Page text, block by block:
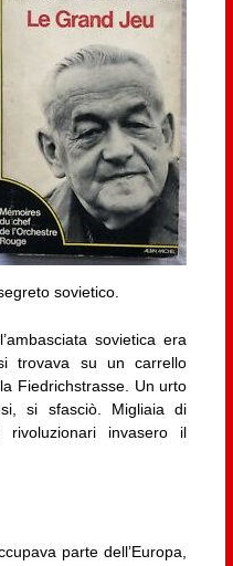
sovietico.
sovietica era
trovava su un carrello
Fiedrichstrasse. Un urto
si sfasciò. Migliaia di
rivoluzionari invasero il
parte dell’Europa,